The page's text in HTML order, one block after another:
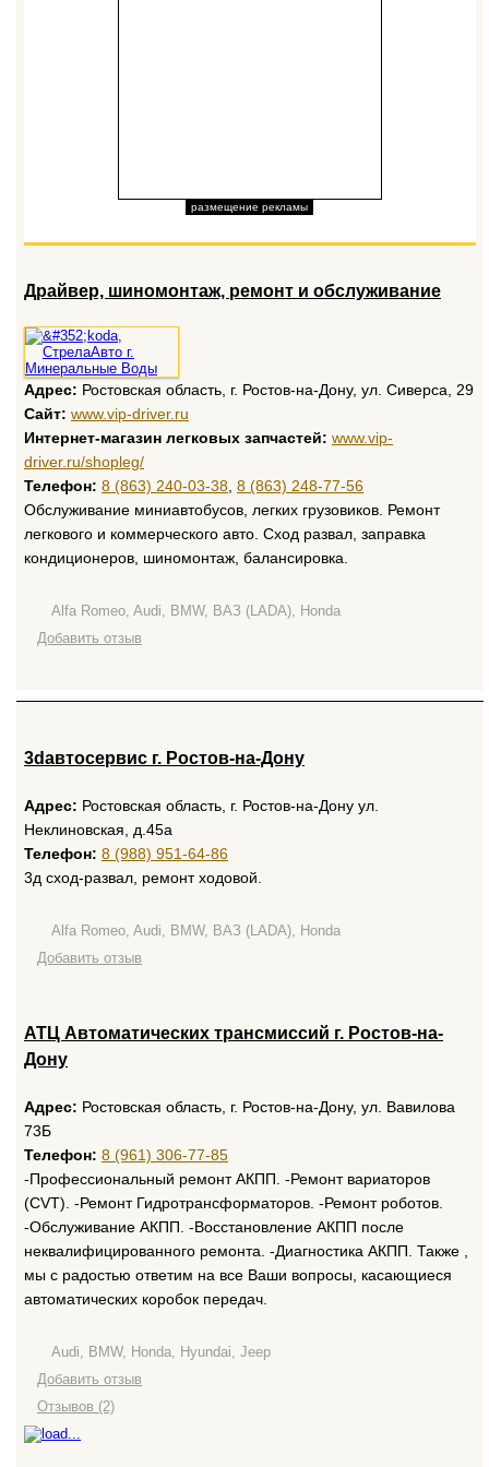
размещение рекламы
Драйвер, шиномонтаж, ремонт и обслуживание
Адрес: Ростовская область, г. Ростов-на-Дону, ул. Сиверса, 29
Сайт: www.vip-driver.ru
Интернет-магазин легковых запчастей: www.vip-
driver.ru/shopleg/
Телефон: 8 (863) 240-03-38 8 (863) 248-77-56
Обслуживание миниавтобусов, легких грузовиков. Ремонт
легкового и коммерческого авто. Сход развал, заправка
кондиционеров, шиномонтаж, балансировка.
Alfa Romeo, Audi, BMW, ВАЗ (LADA), Honda
Добавить отзыв
3dавтосервис г. Ростов-на-Дону
Адрес: Ростовская область, г. Ростов-на-Дону ул.
Неклиновская, д.45а
Телефон: 8 (988) 951-64-86
3д сход-развал, ремонт ходовой.
Alfa Romeo, Audi, BMW, ВАЗ (LADA), Honda
Добавить отзыв
ATЦ Автоматических трансмиссий г. Ростов-на-
Дону
Адрес: Ростовская область, г. Ростов-на-Дону, ул. Вавилова
73Б
Телефон: 8 (961) 306-77-85
-Профессиональный ремонт АКПП. -Ремонт вариаторов
(CVT). -Ремонт Гидротрансформаторов. -Ремонт роботов.
-Обслуживание АКПП. -Восстановление АКПП после
неквалифицированного ремонта. -Диагностика АКПП. Также ,
мы с радостью ответим на все Ваши вопросы, касающиеся
автоматических коробок передач.
Audi, BMW, Honda, Hyundai, Jeep
Добавить отзыв
Отзывов (2)